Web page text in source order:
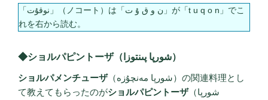
「نوقۇت」（ノコート）は「ن و ق ۇ ت」が「t u q o n」でこ
れを右から読む。
◆ショルパピントーザ（شورپا پىنتوزا）
ショルパメンチューザ（شورپا مەنچۇزە）の関連料理とし
て教えてもらったのがショルパピントーザ（شورپا